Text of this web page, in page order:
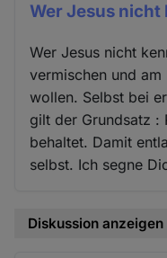
Wer Jesus
Wer Jesus nicht
vermischen und
wollen. Selbst bei
gilt der Grundsatz :
behaltet. Damit
selbst. Ich segne
Diskussion anzeigen